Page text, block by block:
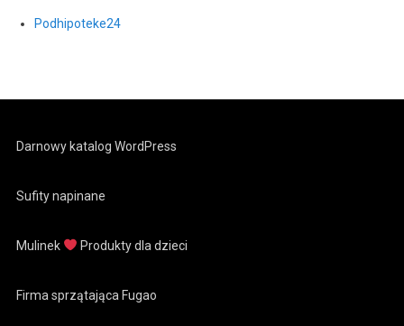
Podhipoteke24
Darnowy katalog WordPress
Sufity napinane
Mulinek Produkty dla dzieci
Firma sprzątająca Fugao